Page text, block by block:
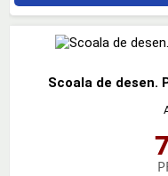
Scoala de desen.